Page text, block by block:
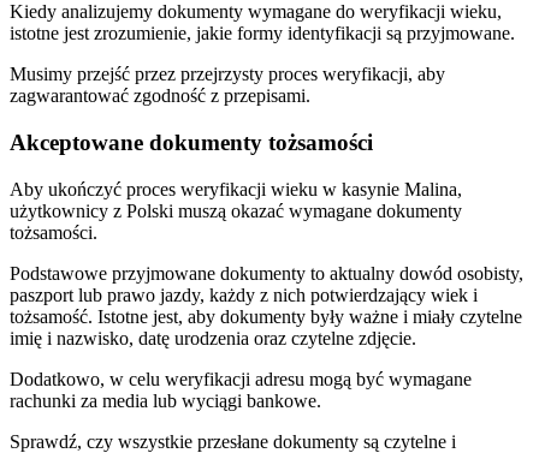
Kiedy analizujemy dokumenty wymagane do weryfikacji wieku,
istotne jest zrozumienie, jakie formy identyfikacji są przyjmowane.
Musimy przejść przez przejrzysty proces weryfikacji, aby
zagwarantować zgodność z przepisami.
Akceptowane dokumenty tożsamości
Aby ukończyć proces weryfikacji wieku w kasynie Malina,
użytkownicy z Polski muszą okazać wymagane dokumenty
tożsamości.
Podstawowe przyjmowane dokumenty to aktualny dowód osobisty,
paszport lub prawo jazdy, każdy z nich potwierdzający wiek i
tożsamość. Istotne jest, aby dokumenty były ważne i miały czytelne
imię i nazwisko, datę urodzenia oraz czytelne zdjęcie.
Dodatkowo, w celu weryfikacji adresu mogą być wymagane
rachunki za media lub wyciągi bankowe.
Sprawdź, czy wszystkie przesłane dokumenty są czytelne i